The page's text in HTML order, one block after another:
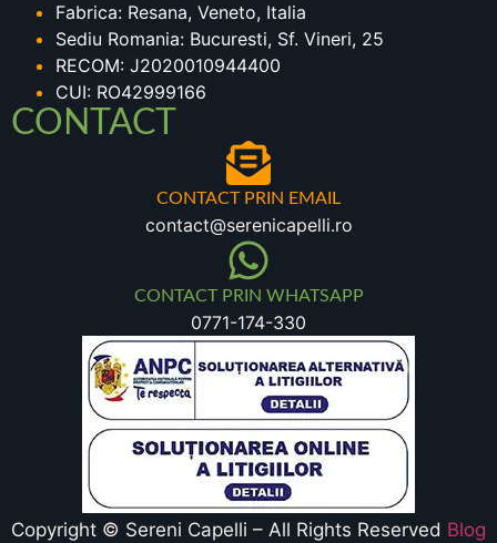
Fabrica: Resana, Veneto, Italia
Sediu Romania: Bucuresti, Sf. Vineri, 25
RECOM: J2020010944400
CUI: RO42999166
CONTACT
CONTACT PRIN EMAIL
contact@serenicapelli.ro
CONTACT PRIN WHATSAPP
0771-174-330
Copyright © Sereni Capelli – All Rights Reserved Blog